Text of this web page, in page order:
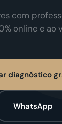
com
online e ao
diagnóstico
WhatsApp